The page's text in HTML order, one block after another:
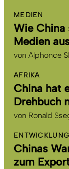
MEDIEN
Wie China
Medien
von Alphonce
AFRIKA
China hat
Drehbuch
von Ronald
ENTWICKLUNG
Chinas
zum